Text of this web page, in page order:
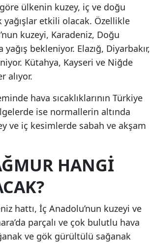
ülkenin kuzey, iç ve doğu
etkili olacak. Özellikle
kuzeyi, Karadeniz, Doğu
bekleniyor. Elazığ, Diyarbakır,
Kütahya, Kayseri ve Niğde
alıyor.
hava sıcaklıklarının Türkiye
ise normallerin altında
ve iç kesimlerde sabah ve akşam
HANGI
hattı, İç Anadolu’nun kuzeyi ve
parçalı ve çok bulutlu hava
ve gök gürültülü sağanak